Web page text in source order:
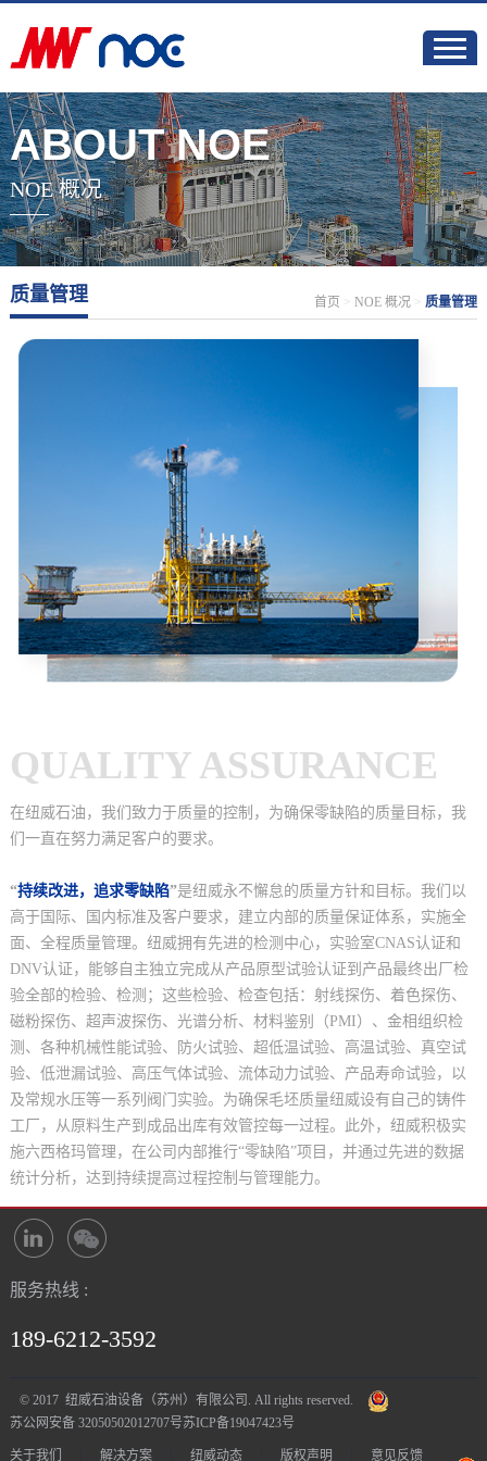
ABOUT NOE
NOE 概况
首页 >NOE 概况 > 质量管理
质量管理
QUALITY ASSURANCE
在纽威石油，我们致力于质量的控制，为确保零缺陷的质量目标，我
们一直在努力满足客户的要求。
“持续改进，追求零缺陷”是纽威永不懈怠的质量方针和目标。我们以
高于国际、国内标准及客户要求，建立内部的质量保证体系，实施全
面、全程质量管理。纽威拥有先进的检测中心，实验室CNAS认证和
DNV认证，能够自主独立完成从产品原型试验认证到产品最终出厂检
验全部的检验、检测；这些检验、检查包括：射线探伤、着色探伤、
磁粉探伤、超声波探伤、光谱分析、材料鉴别（PMI）、金相组织检
测、各种机械性能试验、防火试验、超低温试验、高温试验、真空试
验、低泄漏试验、高压气体试验、流体动力试验、产品寿命试验，以
及常规水压等一系列阀门实验。为确保毛坯质量纽威设有自己的铸件
工厂，从原料生产到成品出库有效管控每一过程。此外，纽威积极实
施六西格玛管理，在公司内部推行“零缺陷”项目，并通过先进的数据
统计分析，达到持续提高过程控制与管理能力。
服务热线 :
189-6212-3592
© 2017 纽威石油设备（苏州）有限公司. All rights reserved.
苏公网安备 32050502012707号苏ICP备19047423号
关于我们 解决方案 纽威动态 版权声明 意见反馈